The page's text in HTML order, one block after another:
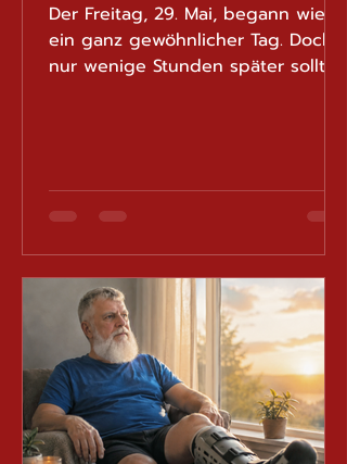
Der Freitag, 29. Mai, begann wie
ein ganz gewöhnlicher Tag. Doch
nur wenige Stunden später sollte
aufwerfen. Gegen Mittag rief mich
Deniz an und teilte mir mit, dass
er nicht zur Schule gegangen sei.
Starke Bauchschmerzen hinderten
ihn daran, dem Unterricht zu
folgen. Am späten Nachmittag
entschied er sich, die
Notaufnahme des Spitals Olten
aufzusuchen, wo er üb